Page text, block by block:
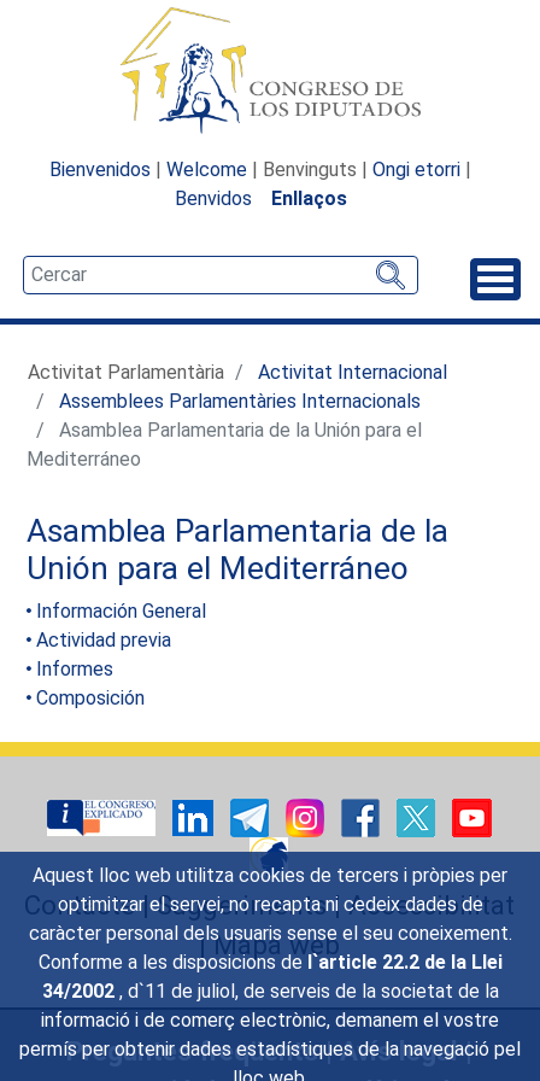
Aquest lloc web utilitza cookies de tercers i pròpies per
optimitzar el servei, no recapta ni cedeix dades de
caràcter personal dels usuaris sense el seu coneixement.
Conforme a les disposicions del`article 22.2 de la Llei
34/2002 , d`11 de juliol, de serveis de la societat de la
informació i de comerç electrònic, demanem el vostre
permís per obtenir dades estadístiques de la navegació pel
Bienvenidos | Welcome | Benvinguts | Ongi etorri |
Benvidos
Enllaços
Activitat Parlamentària
Activitat Internacional
Assemblees Parlamentàries Internacionals
Asamblea Parlamentaria de la Unión para el
Mediterráneo
Asamblea Parlamentaria de la
Unión para el Mediterráneo
Información General
Actividad previa
Informes
Composición
Contacte|Suggeriments|Accessibilitat
|Mapa web
Preguntes freqüents|Avís legal|